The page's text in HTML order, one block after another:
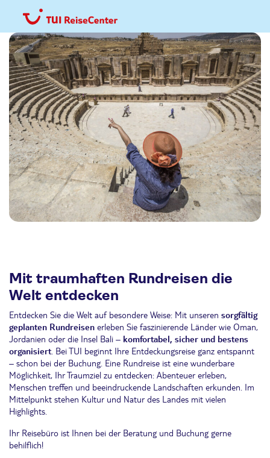
Mit traumhaften Rundreisen die
Welt entdecken
Entdecken Sie die Welt auf besondere Weise: Mit unseren sorgfältig
geplanten Rundreisen erleben Sie faszinierende Länder wie Oman,
Jordanien oder die Insel Bali – komfortabel, sicher und bestens
organisiert. Bei TUI beginnt Ihre Entdeckungsreise ganz entspannt
– schon bei der Buchung. Eine Rundreise ist eine wunderbare
Möglichkeit, Ihr Traumziel zu entdecken: Abenteuer erleben,
Menschen treffen und beeindruckende Landschaften erkunden. Im
Mittelpunkt stehen Kultur und Natur des Landes mit vielen
Highlights.
Ihr Reisebüro ist Ihnen bei der Beratung und Buchung gerne
behilflich!